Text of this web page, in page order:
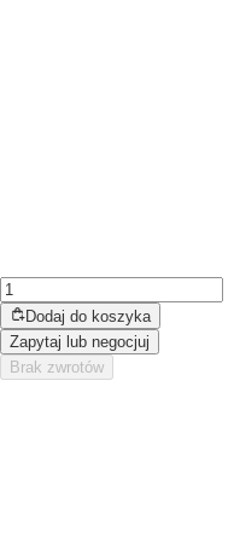
Dodaj do koszyka
Zapytaj lub negocjuj
Brak zwrotów